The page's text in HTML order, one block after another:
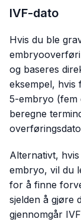
IVF-dato
Hvis du ble
og baseres
eksempel, hvis
5-embryo (fem
beregne
Alternativt,
embryo, vil du
for å finne
sjelden å gjøre
gjennomgår